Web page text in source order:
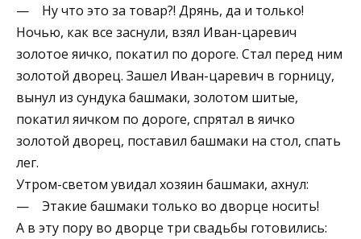
— Ну что это за товар?! Дрянь, да и только!
Ночью, как все заснули, взял Иван-царевич
золотое яичко, покатил по дороге. Стал перед ним
золотой дворец. Зашел Иван-царевич в горницу,
вынул из сундука башмаки, золотом шитые,
покатил яичком по дороге, спрятал в яичко
золотой дворец, поставил башмаки на стол, спать
лег.
Утром-светом увидал хозяин башмаки, ахнул:
— Этакие башмаки только во дворце носить!
А в эту пору во дворце три свадьбы готовились: